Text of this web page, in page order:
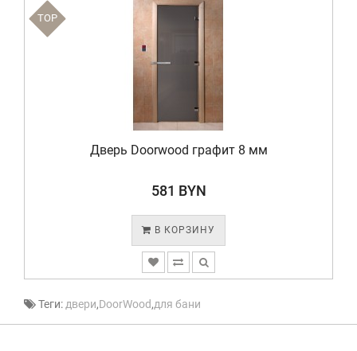
TOP
Дверь Doorwood графит 8 мм
581 BYN
В КОРЗИНУ
Теги: двери,DoorWood,для бани